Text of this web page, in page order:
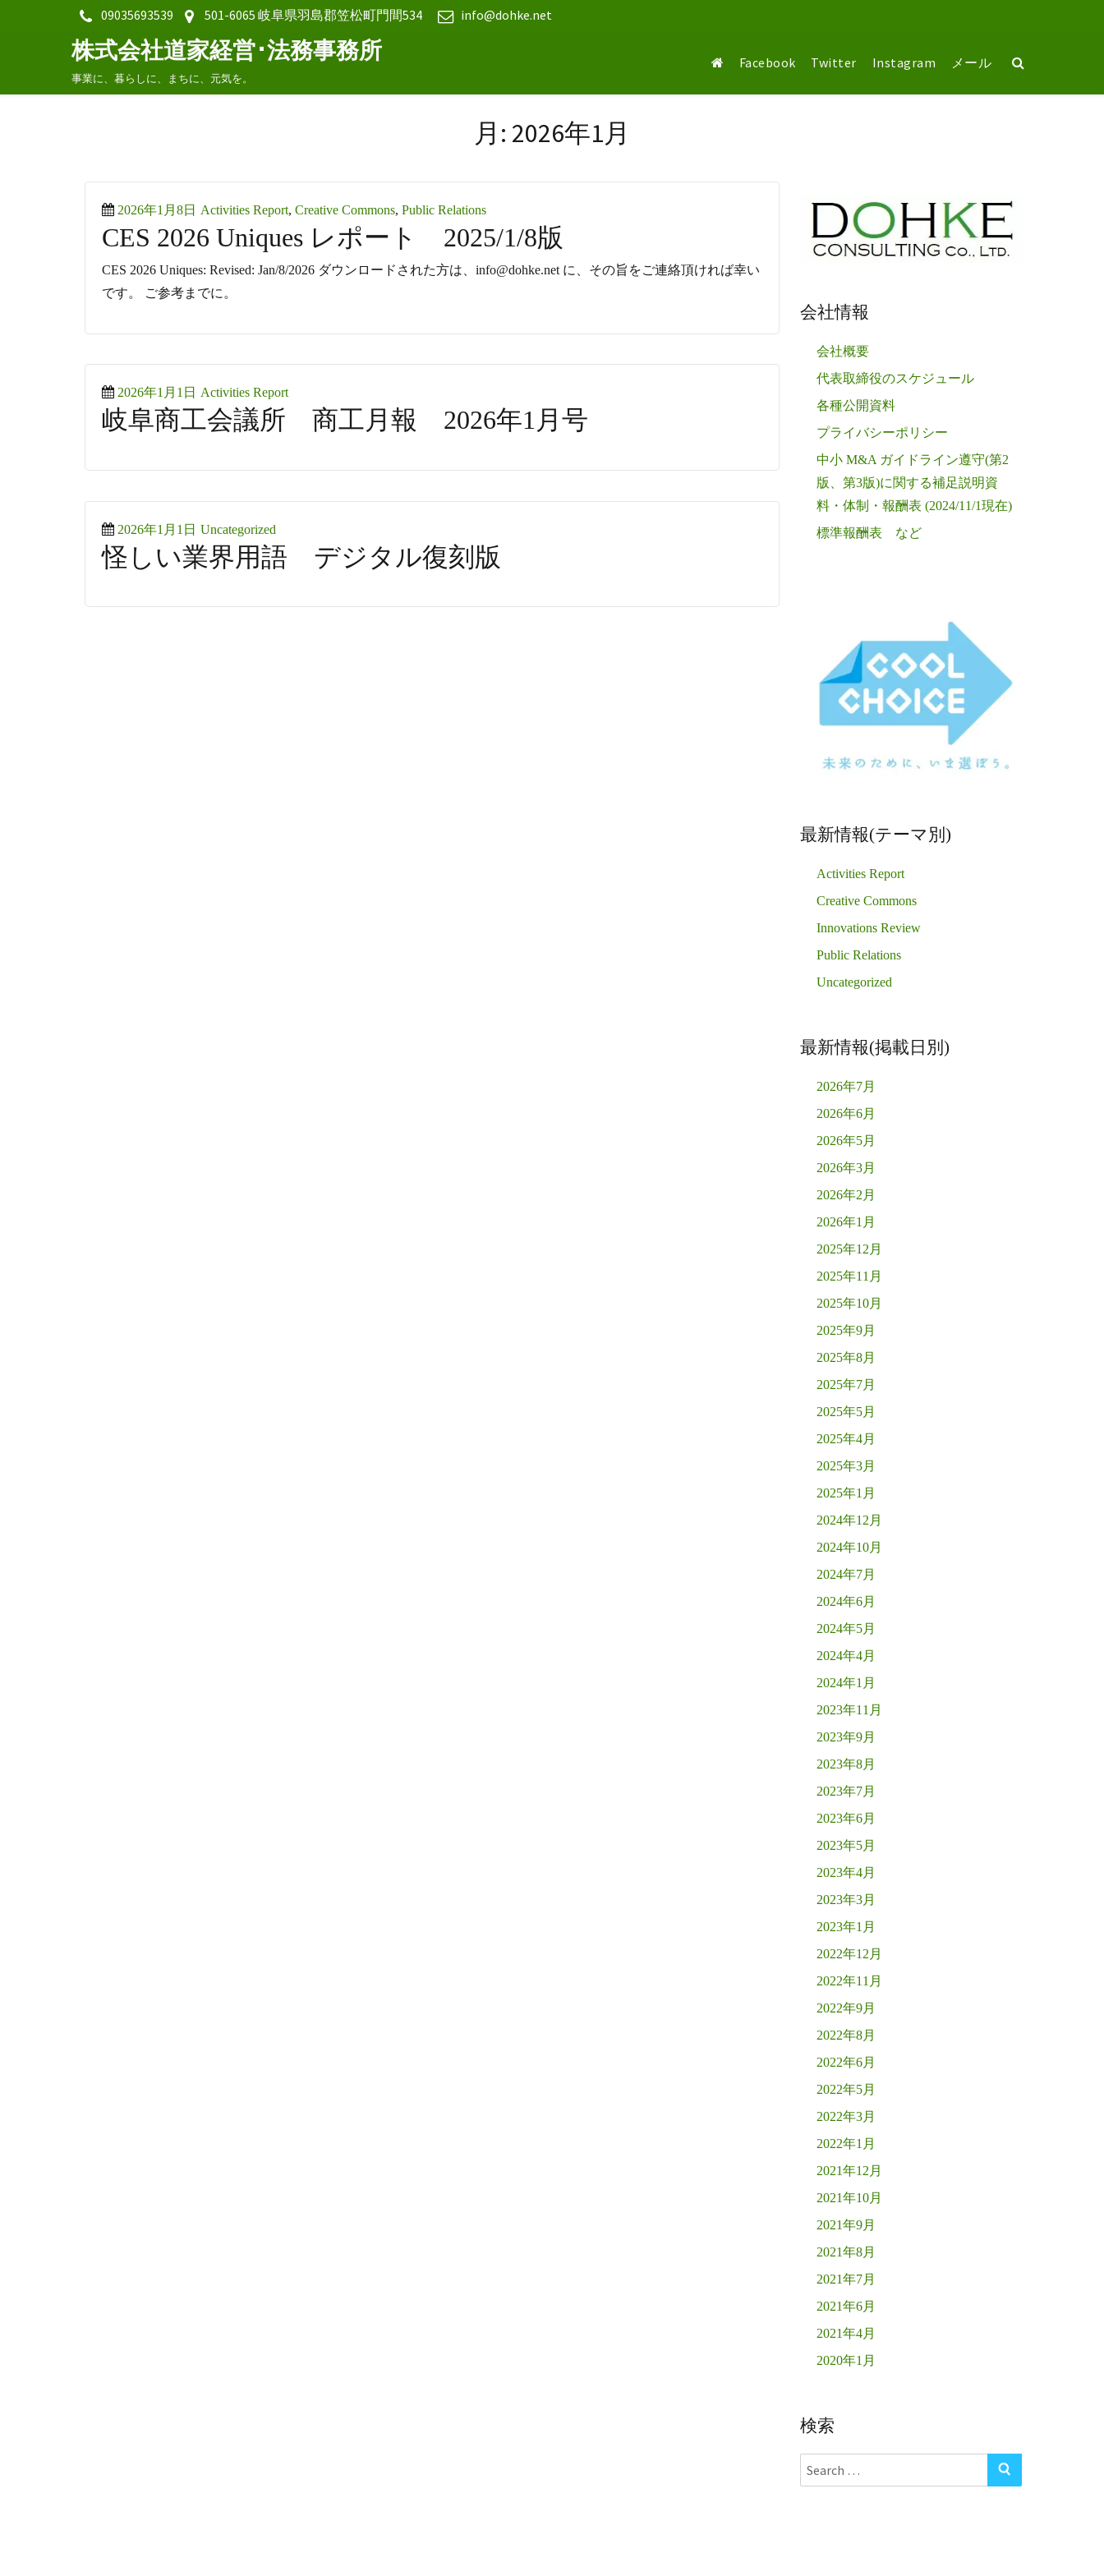
09035693539 501-6065 岐阜県羽島郡笠松町門間534 info@dohke.net
株式会社道家経営･法務事務所
事業に、暮らしに、まちに、元気を。
Facebook Twitter Instagram メール
月: 2026年1月
Posted
on
2026年1月8日 Categories
Activities Report, Creative Commons, Public Relations
CES 2026 Uniques レポート 2025/1/8版
CES 2026 Uniques: Revised: Jan/8/2026 ダウンロードされた方は、info@dohke.net に、その旨をご連絡頂ければ幸い
です。 ご参考までに。
Posted
on
2026年1月1日 Categories
Activities Report
岐阜商工会議所 商工月報 2026年1月号
Posted
on
2026年1月1日 Categories
Uncategorized
怪しい業界用語 デジタル復刻版
会社情報
会社概要
代表取締役のスケジュール
各種公開資料
プライバシーポリシー
中小 M&A ガイドライン遵守(第2
版、第3版)に関する補足説明資
料・体制・報酬表 (2024/11/1現在)
標準報酬表 など
最新情報(テーマ別)
Activities Report
Creative Commons
Innovations Review
Public Relations
Uncategorized
最新情報(掲載日別)
2026年7月
2026年6月
2026年5月
2026年3月
2026年2月
2026年1月
2025年12月
2025年11月
2025年10月
2025年9月
2025年8月
2025年7月
2025年5月
2025年4月
2025年3月
2025年1月
2024年12月
2024年10月
2024年7月
2024年6月
2024年5月
2024年4月
2024年1月
2023年11月
2023年9月
2023年8月
2023年7月
2023年6月
2023年5月
2023年4月
2023年3月
2023年1月
2022年12月
2022年11月
2022年9月
2022年8月
2022年6月
2022年5月
2022年3月
2022年1月
2021年12月
2021年10月
2021年9月
2021年8月
2021年7月
2021年6月
2021年4月
2020年1月
検索
Search
for: